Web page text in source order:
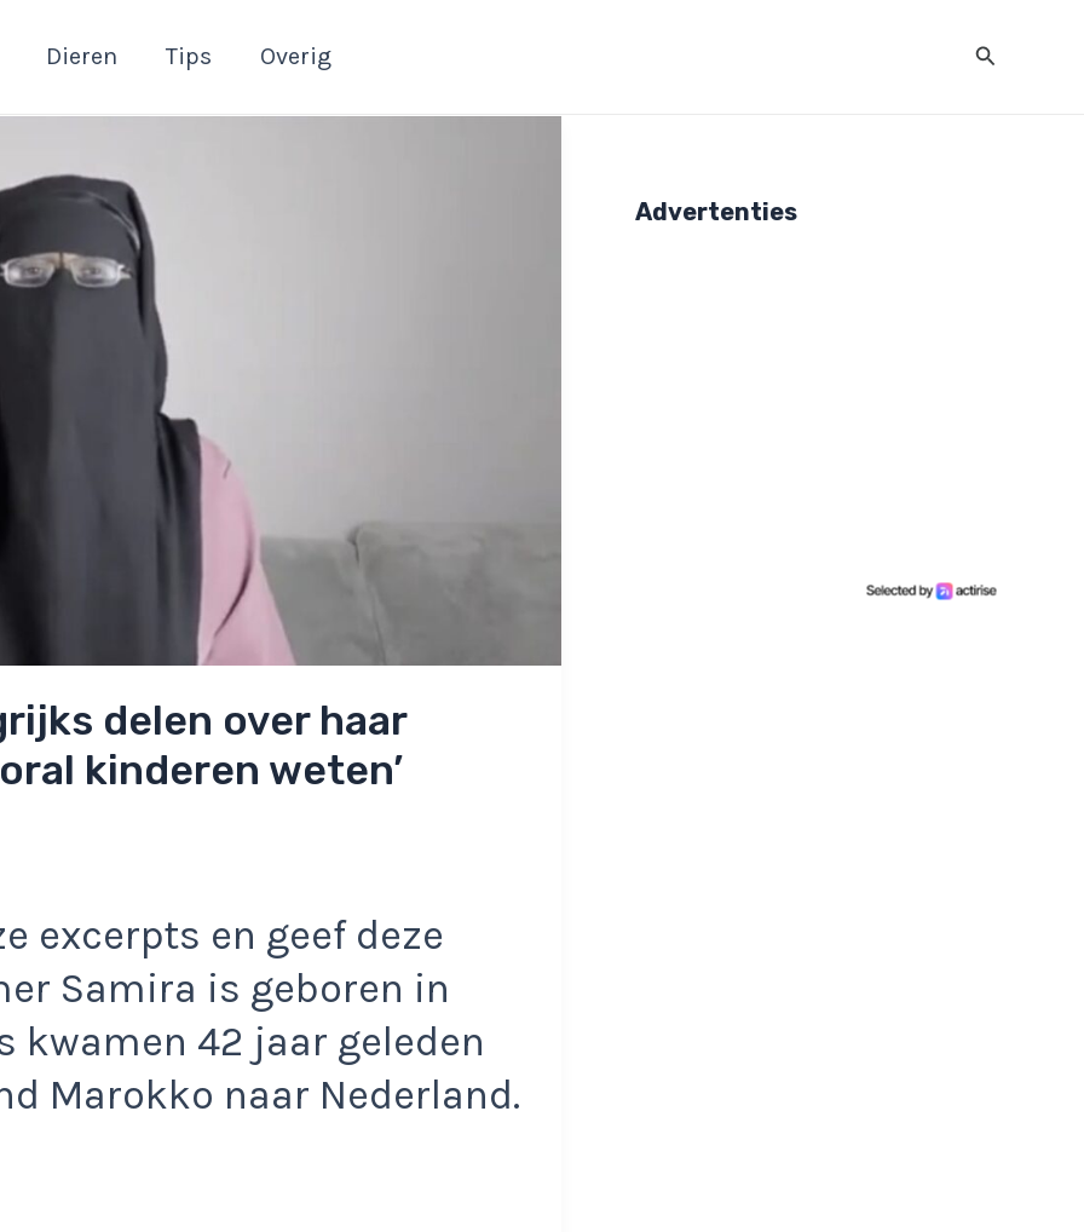
Dieren Tips Overig Zoeken
delen over haar
kinderen weten’
excerpts en geef deze
Samira is geboren in
kwamen 42 jaar geleden
Marokko naar Nederland.
Advertenties